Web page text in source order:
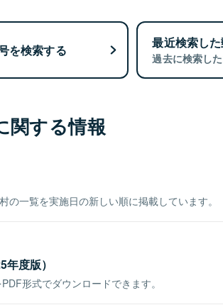
を検索する 最近検索し
過去に検索し
関する情報
の一覧を実施日の新しい順に掲載しています。
度版）
形式でダウンロードできます。